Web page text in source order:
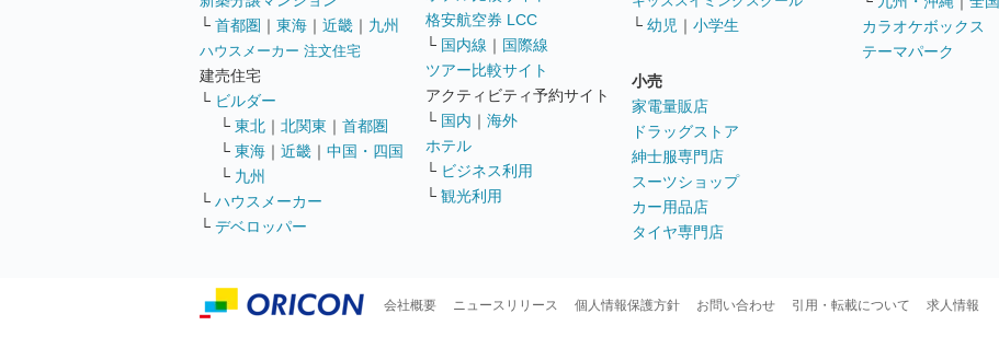
└ 首都圏 ｜ 東海 ｜ 近畿 ｜ 九州
ハウスメーカー 注文住宅
建売住宅
└ ビルダー
└ 東北 ｜ 北関東 ｜ 首都圏
└ 東海 ｜ 近畿 ｜ 中国・四国
└ 九州
└ ハウスメーカー
└ デベロッパー
格安航空券 LCC
└ 国内線 ｜ 国際線
ツアー比較サイト
アクティビティ予約サイト
└ 国内 ｜ 海外
ホテル
└ ビジネス利用
└ 観光利用
└ 幼児 ｜ 小学生
小売
家電量販店
ドラッグストア
紳士服専門店
スーツショップ
カー用品店
タイヤ専門店
カラオケボックス
テーマパーク
会社概要 ニュースリリース 個人情報保護方針 お問い合わせ 引用・転載について 求人情報